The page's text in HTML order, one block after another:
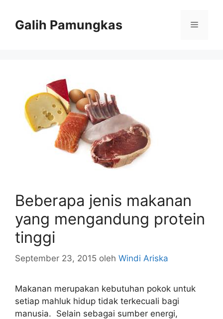
Galih Pamungkas Menu
Beberapa jenis makanan
yang mengandung protein
tinggi
September 23, 2015 oleh Windi Ariska
Makanan merupakan kebutuhan pokok untuk
setiap mahluk hidup tidak terkecuali bagi
manusia. Selain sebagai sumber energi,